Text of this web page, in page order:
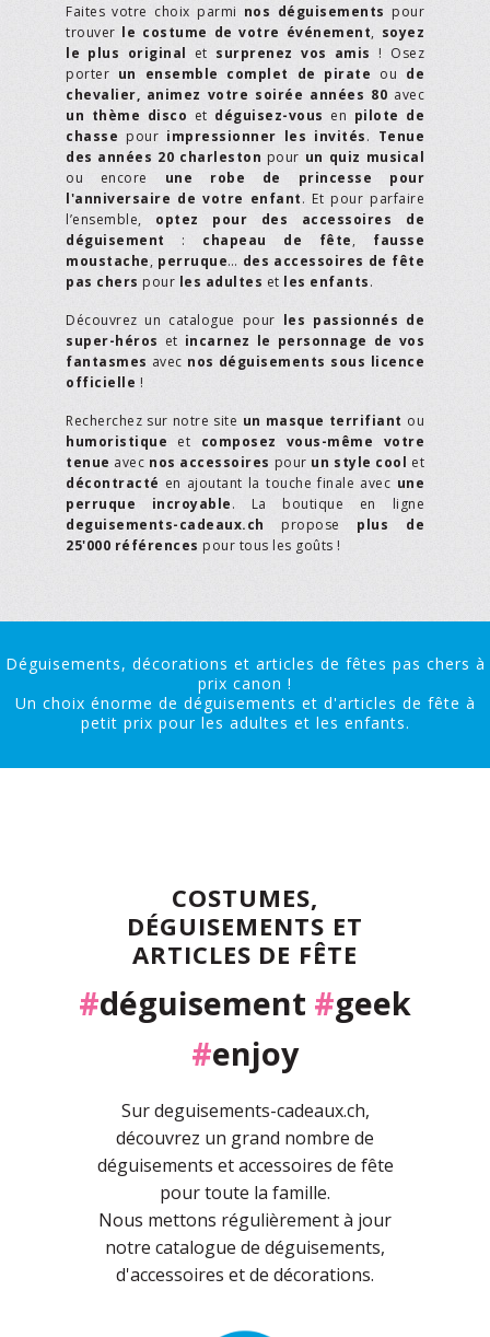
Faites votre choix parmi nos déguisements pour
trouver le costume de votre événement, soyez
le plus original et surprenez vos amis ! Osez
porter un ensemble complet de pirate ou de
chevalier, animez votre soirée années 80 avec
un thème disco et déguisez-vous en pilote de
chasse pour impressionner les invités. Tenue
des années 20 charleston pour un quiz musical
ou encore une robe de princesse pour
l'anniversaire de votre enfant. Et pour parfaire
l’ensemble, optez pour des accessoires de
déguisement : chapeau de fête, fausse
moustache, perruque… des accessoires de fête
pas chers pour les adultes et les enfants.
Découvrez un catalogue pour les passionnés de
super-héros et incarnez le personnage de vos
fantasmes avec nos déguisements sous licence
officielle !
Recherchez sur notre site un masque terrifiant ou
humoristique et composez vous-même votre
tenue avec nos accessoires pour un style cool et
décontracté en ajoutant la touche finale avec une
perruque incroyable. La boutique en ligne
deguisements-cadeaux.ch propose plus de
25'000 références pour tous les goûts !
Déguisements, décorations et articles de fêtes pas chers à
prix canon !
Un choix énorme de déguisements et d'articles de fête à
petit prix pour les adultes et les enfants.
COSTUMES,
DÉGUISEMENTS ET
ARTICLES DE FÊTE
#déguisement #geek
#enjoy
Sur deguisements-cadeaux.ch,
découvrez un grand nombre de
déguisements et accessoires de fête
pour toute la famille.
Nous mettons régulièrement à jour
notre catalogue de déguisements,
d'accessoires et de décorations.